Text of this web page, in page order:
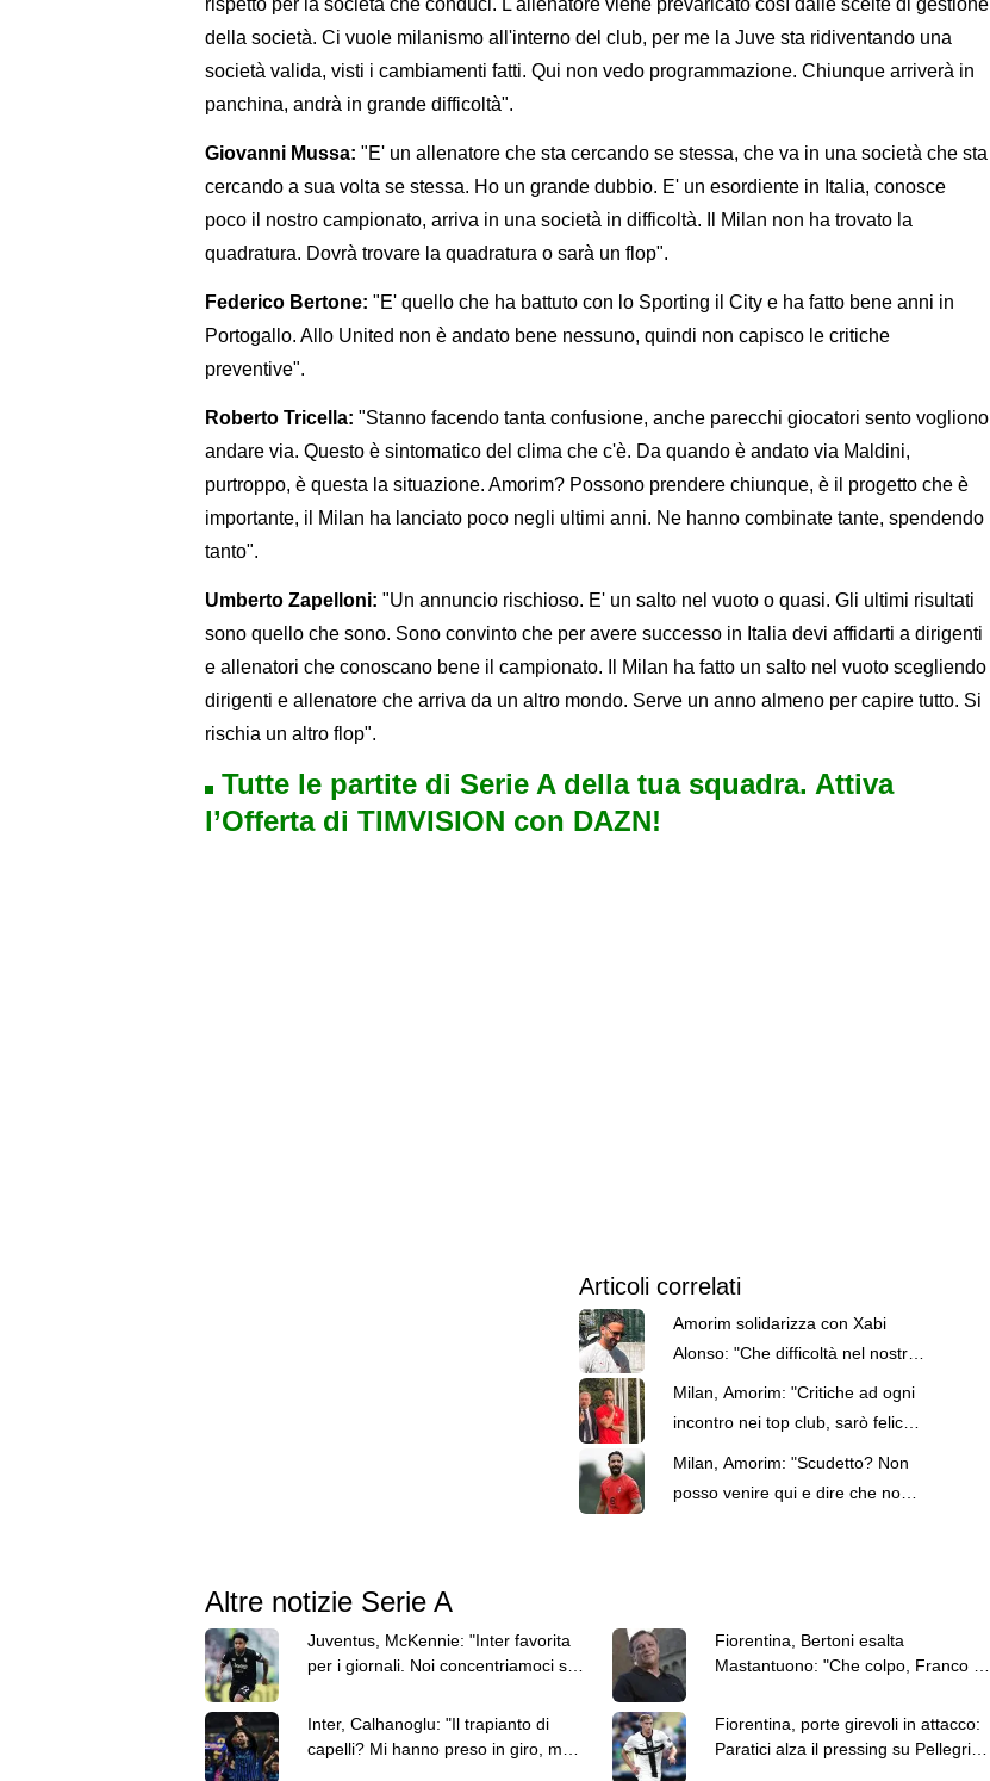
rispetto per la società che conduci. L'allenatore viene prevaricato così dalle scelte di gestione
della società. Ci vuole milanismo all'interno del club, per me la Juve sta ridiventando una
società valida, visti i cambiamenti fatti. Qui non vedo programmazione. Chiunque arriverà in
panchina, andrà in grande difficoltà".
Giovanni Mussa: "E' un allenatore che sta cercando se stessa, che va in una società che sta
cercando a sua volta se stessa. Ho un grande dubbio. E' un esordiente in Italia, conosce
poco il nostro campionato, arriva in una società in difficoltà. Il Milan non ha trovato la
quadratura. Dovrà trovare la quadratura o sarà un flop".
Federico Bertone: "E' quello che ha battuto con lo Sporting il City e ha fatto bene anni in
Portogallo. Allo United non è andato bene nessuno, quindi non capisco le critiche
preventive".
Roberto Tricella: "Stanno facendo tanta confusione, anche parecchi giocatori sento vogliono
andare via. Questo è sintomatico del clima che c'è. Da quando è andato via Maldini,
purtroppo, è questa la situazione. Amorim? Possono prendere chiunque, è il progetto che è
importante, il Milan ha lanciato poco negli ultimi anni. Ne hanno combinate tante, spendendo
tanto".
Umberto Zapelloni: "Un annuncio rischioso. E' un salto nel vuoto o quasi. Gli ultimi risultati
sono quello che sono. Sono convinto che per avere successo in Italia devi affidarti a dirigenti
e allenatori che conoscano bene il campionato. Il Milan ha fatto un salto nel vuoto scegliendo
dirigenti e allenatore che arriva da un altro mondo. Serve un anno almeno per capire tutto. Si
rischia un altro flop".
Tutte le partite di Serie A della tua squadra. Attiva
l’Offerta di TIMVISION con DAZN!
Articoli correlati
Amorim solidarizza con Xabi
Alonso: "Che difficoltà nel nostro
ultimo lavoro"
Milan, Amorim: "Critiche ad ogni
incontro nei top club, sarò felice
di affrontarle"
Milan, Amorim: "Scudetto? Non
posso venire qui e dire che non
Altre notizie Serie A
Juventus, McKennie: "Inter favorita
per i giornali. Noi concentriamoci sul
Fiorentina, Bertoni esalta
Mastantuono: "Che colpo, Franco vi
Inter, Calhanoglu: "Il trapianto di
capelli? Mi hanno preso in giro, ma
Fiorentina, porte girevoli in attacco:
Paratici alza il pressing su Pellegrino